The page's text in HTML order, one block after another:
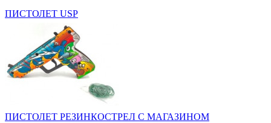
ПИСТОЛЕТ USP
ПИСТОЛЕТ РЕЗИНКОСТРЕЛ С МАГАЗИНОМ